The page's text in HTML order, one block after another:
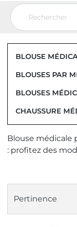
BLOUSE
BLOUSE
BLOUSE
BLOUSES PAR
BLOUSES
CHAUSSURE
Blouse médicale
: profitez des